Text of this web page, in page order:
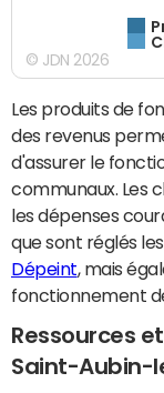
© JDN 2026
Les produits de
des revenus
d'assurer le
communaux. Les
les dépenses
que sont réglés
Dépeint, mais
fonctionnement
Ressources
Saint-Aubin-